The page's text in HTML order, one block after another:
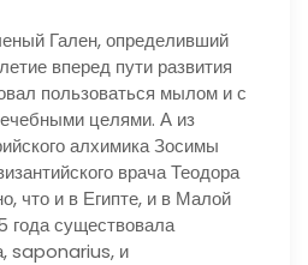
Гален, определивший
вперед пути развития
пользоваться мылом и с
целями. А из
алхимика Зосимы
врача Теодора
что и в Египте, и в Малой
года существовала
saponarius, и